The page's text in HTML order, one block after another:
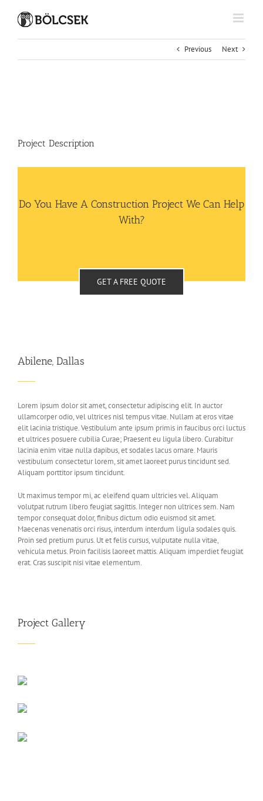
Previous Next
Project Description
Do You Have A Construction Project We Can Help
With?
GET A FREE QUOTE
Abilene, Dallas
Lorem ipsum dolor sit amet, consectetur adipiscing elit. In auctor
ullamcorper odio, vel ultrices nisl tempus vitae. Nullam at eros vitae
elit lacinia tristique. Vestibulum ante ipsum primis in faucibus orci luctus
et ultrices posuere cubilia Curae; Praesent eu ligula libero. Curabitur
lacinia enim vitae nulla dapibus, et sodales lacus ornare. Mauris
vestibulum consectetur lorem, sit amet laoreet purus tincidunt sed.
Aliquam porttitor ipsum tincidunt.
Ut maximus tempor mi, ac eleifend quam ultricies vel. Aliquam
volutpat rutrum libero feugiat sagittis. Integer non ultrices sem. Nam
tempor consequat dolor, finibus dictum odio euismod sit amet.
Maecenas venenatis orci risus, interdum interdum ligula sodales quis.
Proin sed pretium purus. Ut et felis cursus, vulputate nulla vitae,
vehicula metus. Proin facilisis laoreet mattis. Aliquam imperdiet feugiat
erat. Cras suscipit nisi vitae elementum.
Project Gallery